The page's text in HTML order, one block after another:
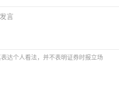
言
达个人看法，并不表明证券时报立场